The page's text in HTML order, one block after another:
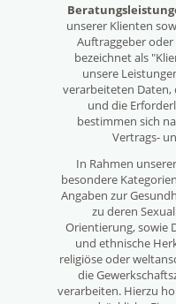
unserer Klienten
Auftraggeber
bezeichnet als
unsere
verarbeiteten Daten,
und die
bestimmen sich
Vertrags-
In Rahmen
besondere
Angaben zur
zu deren
Orientierung, sowie
und ethnische
religiöse oder
die
verarbeiten. Hierzu